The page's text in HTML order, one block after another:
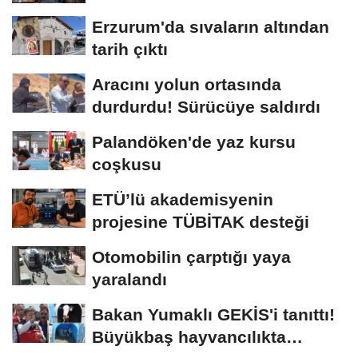
Erzurum'da sıvaların altından
tarih çıktı
Aracını yolun ortasında
durdurdu! Sürücüye saldırdı
Palandöken'de yaz kursu
coşkusu
ETÜ’lü akademisyenin
projesine TÜBİTAK desteği
Otomobilin çarptığı yaya
yaralandı
Bakan Yumaklı GEKİS'i tanıttı!
Büyükbaş hayvancılıkta